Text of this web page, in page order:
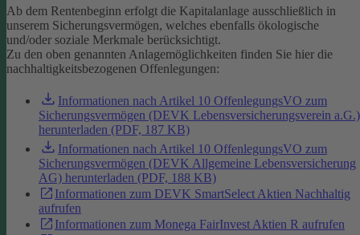
Ab dem Rentenbeginn erfolgt die Kapitalanlage ausschließlich in
unserem Sicherungsvermögen, welches ebenfalls ökologische
und/oder soziale Merkmale berücksichtigt.
Zu den oben genannten Anlagemöglichkeiten finden Sie hier die
nachhaltigkeitsbezogenen Offenlegungen:
Informationen nach Artikel 10 OffenlegungsVO zum
Sicherungsvermögen (DEVK Lebensversicherungsverein a.G.)
herunterladen (PDF, 187 KB)
Informationen nach Artikel 10 OffenlegungsVO zum
Sicherungsvermögen (DEVK Allgemeine Lebensversicherung
AG) herunterladen (PDF, 188 KB)
Informationen zum DEVK SmartSelect Aktien Nachhaltig
aufrufen
Informationen zum Monega FairInvest Aktien R aufrufen